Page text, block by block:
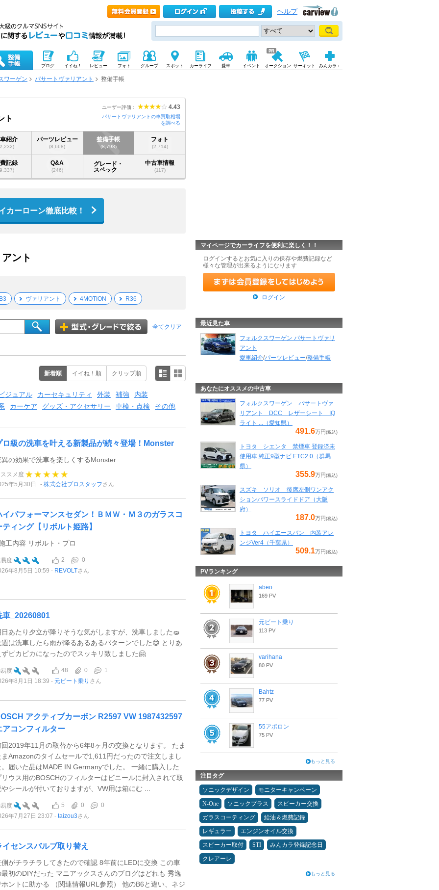
ヘルプ
ブログ イイね！ レビュー フォト グループ スポット カーライフ 愛車 イベント オークション サーキット みんカラ＋
ワーゲン パサートヴァリアント 整備手帳
ユーザー評価： 4.43
ト
パサートヴァリアントの車買取相場
を調べる
紹介 パーツレビュー
(8,668)
整備手帳
(8,798)
フォト
(2,714)
記録 Q&A
(246)
グレード・
スペック
中古車情報
(117)
カーローン徹底比較！
ント
ヴァリアント 4MOTION R36
全てクリア
新着順 イイね！順 クリップ順
ジュアル カーセキュリティ 外装 補強
内装
カーケア グッズ・アクセサリー 車検・点検 その他
ロ級の洗車を叶える新製品が続々登場！Monster
異の効果で洗車を楽しくするMonster
スメ度
年5月30日
株式会社プロスタッフさん
イパフォーマンスセダン！ＢＭＷ・Ｍ３のガラスコ
ティング【リボルト姫路】
工内容 リボルト・プロ
度 2
0
年8月5日 10:59
REVOLTさん
車_20260801
日あたり夕立が降りそうな気がしますが、洗車しました🧽
週は洗車したら雨が降るあるあるパターンでした😅 とりあ
ずピカピカになったのでスッキリ致しました🤗
度 48 0
1
年8月1日 18:39
元ビート乗り さん
アクティブカーボン R2597 VW 1987432597
アコンフィルター
回2019年11月の取替から6年8ヶ月の交換となります。 たま
まAmazonのタイムセールで1,611円だったので注文しまし
。届いた品はMADE IN Germanyでした。 一緒に購入した
リウス用のBOSCHのフィルターはビニールに封入されて取
やシールが付いておりますが、VW用は箱にむ ...
度 5 0
0
年7月27日 23:07
taizou3さん
イセンスバルブ取り替え
側がチラチラしてきたので確認 8年前にLEDに交換 この車
最初のDIYだった マニアックスさんのブログはどれも 秀逸
ホントに助かる （関連情報URL参照） 他のB6と違い、ネジ
マイページでカーライフを便利に楽しく！！
ログインするとお気に入りの保存や燃費記録など
様々な管理が出来るようになります
ログイン
最近見た車
フォルクスワーゲン パサートヴァリ
アント
愛車紹介/パーツレビュー/整備手帳
あなたにオススメの中古車
フォルクスワーゲン パサートヴァ
リアント DCC レザーシート IQ
ライト ...（愛知県）
491.6万円(税込)
トヨタ シエンタ 禁煙車 登録済未
使用車 純正9型ナビ ETC2.0（群馬
県）
355.9万円(税込)
スズキ ソリオ 後席左側ワンアク
ションパワースライドドア（大阪
府）
187.0万円(税込)
トヨタ ハイエースバン 内装アレ
ンジVer4（千葉県）
509.1万円(税込)
PVランキング
abeo
169 PV
元ビート乗り
113 PV
varihana
80 PV
Bahtz
77 PV
55アポロン
75 PV
もっと見る
注目タグ
ソニックデザイン
モニターキャンペーン
N-One
ソニックプラス
スピーカー交換
ガラスコーティング
給油＆燃費記録
レギュラー
エンジンオイル交換
スピーカー取付
STI
みんカラ登録記念日
クレアーレ
もっと見る